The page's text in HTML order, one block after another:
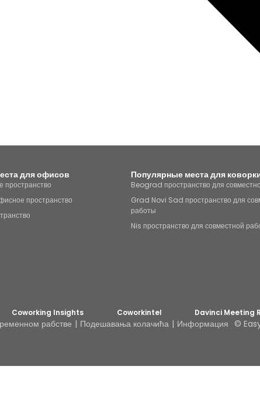
для офисов
пространство
Популярные места для
Beograd пространство для
Grad Novi Sad пространство для
работы
Nis пространство для совместной
Coworking Insights Coworkintel Davinci Meeting
рабстве Подешавања колачића Информация ©